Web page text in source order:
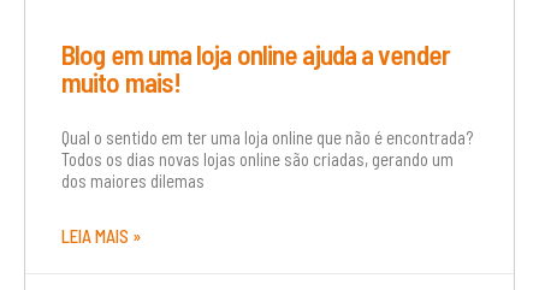
Blog em uma loja online ajuda a vender
muito mais!
Qual o sentido em ter uma loja online que não é encontrada?
Todos os dias novas lojas online são criadas, gerando um
dos maiores dilemas
LEIA MAIS »